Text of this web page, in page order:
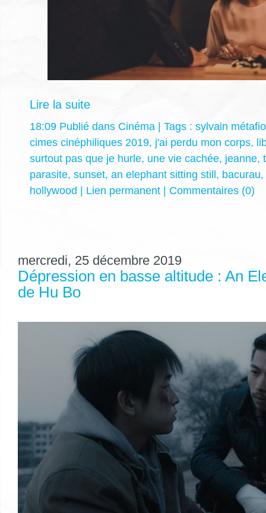
Lire la suite
18:09 Publié dans Cinéma | Tags : sylvain
cimes cinéphiliques 2019, j'ai perdu mon corps,
surtout pas que je hurle, une vie cachée, jeanne,
parasite, sunset, an elephant sitting still, bacurau,
hollywood | Lien permanent | Commentaires (0)
mercredi, 25 décembre 2019
Dépression en basse altitude : An
de Hu Bo